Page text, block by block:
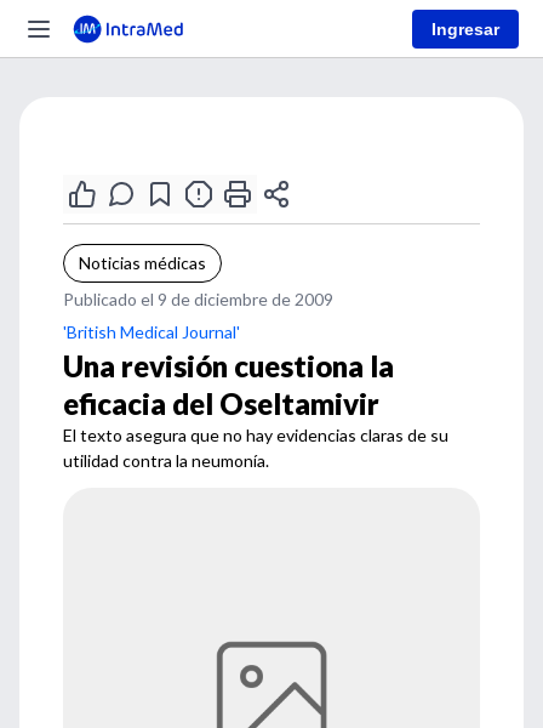
Ingresar
Noticias médicas
Publicado el 9 de diciembre de 2009
'British Medical Journal'
Una revisión cuestiona la
eficacia del Oseltamivir
El texto asegura que no hay evidencias claras de su
utilidad contra la neumonía.